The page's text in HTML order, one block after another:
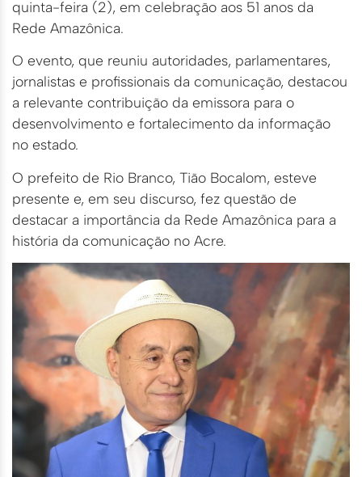
quinta-feira (2), em celebração aos 51 anos da
Rede Amazônica.
O evento, que reuniu autoridades, parlamentares,
jornalistas e profissionais da comunicação, destacou
a relevante contribuição da emissora para o
desenvolvimento e fortalecimento da informação
no estado.
O prefeito de Rio Branco, Tião Bocalom, esteve
presente e, em seu discurso, fez questão de
destacar a importância da Rede Amazônica para a
história da comunicação no Acre.